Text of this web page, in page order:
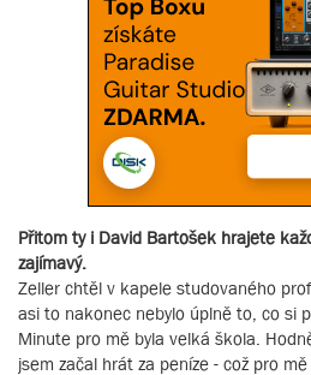
Přitom ty i David Bartošek hrajete
zajímavý.
Zeller chtěl v kapele studovaného
asi to nakonec nebylo úplně to, co si
Minute pro mě byla velká škola.
jsem začal hrát za peníze - což pro